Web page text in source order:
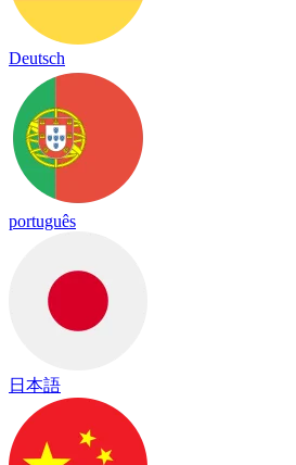
Deutsch
português
日本語